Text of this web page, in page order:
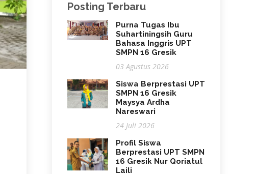
Posting Terbaru
Purna Tugas Ibu
Suhartiningsih Guru
Bahasa Inggris UPT
SMPN 16 Gresik
03 Agustus 2026
Siswa Berprestasi UPT
SMPN 16 Gresik
Maysya Ardha
Nareswari
24 Juli 2026
Profil Siswa
Berprestasi UPT SMPN
16 Gresik Nur Qoriatul
Laili